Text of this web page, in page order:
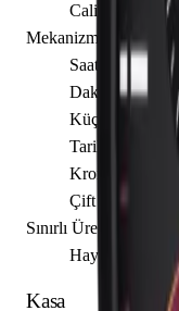
Caliber G10.211
Mekanizma Açıklaması
Saat
Dakika
Küçük Saniye
Tarih
Kronograf
Çift Zaman
Sınırlı Üretim
Hayır
Kasa